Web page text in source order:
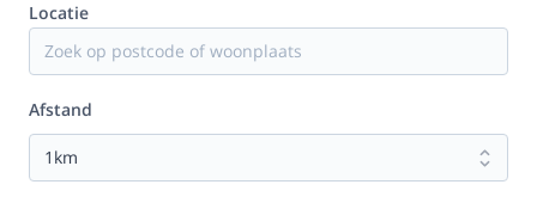
Locatie
Afstand